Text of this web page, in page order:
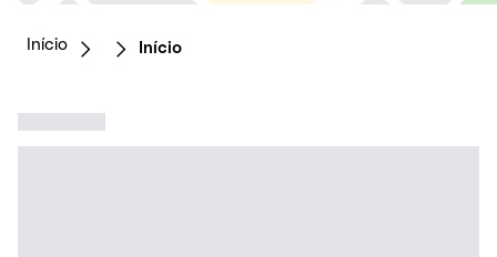
Início Início